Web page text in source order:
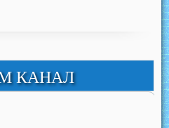
КАНАЛ